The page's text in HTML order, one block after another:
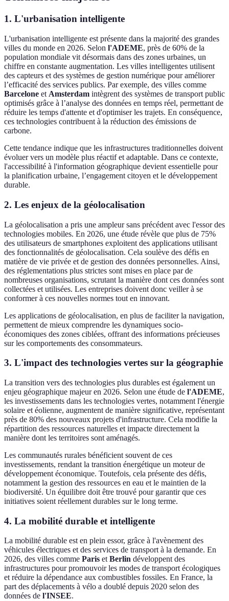
1. L'urbanisation intelligente
L'urbanisation intelligente est présente dans la majorité des grandes
villes du monde en 2026. Selon l'ADEME, près de 60% de la
population mondiale vit désormais dans des zones urbaines, un
chiffre en constante augmentation. Les villes intelligentes utilisent
des capteurs et des systèmes de gestion numérique pour améliorer
l’efficacité des services publics. Par exemple, des villes comme
Barcelone et Amsterdam intègrent des systèmes de transport public
optimisés grâce à l’analyse des données en temps réel, permettant de
réduire les temps d'attente et d'optimiser les trajets. En conséquence,
ces technologies contribuent à la réduction des émissions de
carbone.
Cette tendance indique que les infrastructures traditionnelles doivent
évoluer vers un modèle plus réactif et adaptable. Dans ce contexte,
l'accessibilité à l'information géographique devient essentielle pour
la planification urbaine, l’engagement citoyen et le développement
durable.
2. Les enjeux de la géolocalisation
La géolocalisation a pris une ampleur sans précédent avec l'essor des
technologies mobiles. En 2026, une étude révèle que plus de 75%
des utilisateurs de smartphones exploitent des applications utilisant
des fonctionnalités de géolocalisation. Cela soulève des défis en
matière de vie privée et de gestion des données personnelles. Ainsi,
des réglementations plus strictes sont mises en place par de
nombreuses organisations, scrutant la manière dont ces données sont
collectées et utilisées. Les entreprises doivent donc veiller à se
conformer à ces nouvelles normes tout en innovant.
Les applications de géolocalisation, en plus de faciliter la navigation,
permettent de mieux comprendre les dynamiques socio-
économiques des zones ciblées, offrant des informations précieuses
sur les comportements des consommateurs.
3. L'impact des technologies vertes sur la géographie
La transition vers des technologies plus durables est également un
enjeu géographique majeur en 2026. Selon une étude de l'ADEME,
les investissements dans les technologies vertes, notamment l'énergie
solaire et éolienne, augmentent de manière significative, représentant
près de 80% des nouveaux projets d'infrastructure. Cela modifie la
répartition des ressources naturelles et impacte directement la
manière dont les territoires sont aménagés.
Les communautés rurales bénéficient souvent de ces
investissements, rendant la transition énergétique un moteur de
développement économique. Toutefois, cela présente des défis,
notamment la gestion des ressources en eau et le maintien de la
biodiversité. Un équilibre doit être trouvé pour garantir que ces
initiatives soient réellement durables sur le long terme.
4. La mobilité durable et intelligente
La mobilité durable est en plein essor, grâce à l'avènement des
véhicules électriques et des services de transport à la demande. En
2026, des villes comme Paris etBerlin développent des
infrastructures pour promouvoir les modes de transport écologiques
et réduire la dépendance aux combustibles fossiles. En France, la
part des déplacements à vélo a doublé depuis 2020 selon des
données de l'INSEE.